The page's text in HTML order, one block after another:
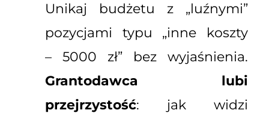
Unikaj budżetu z „luźnymi”
pozycjami typu „inne koszty
– 5000 zł” bez wyjaśnienia.
Grantodawca lubi
przejrzystość: jak widzi